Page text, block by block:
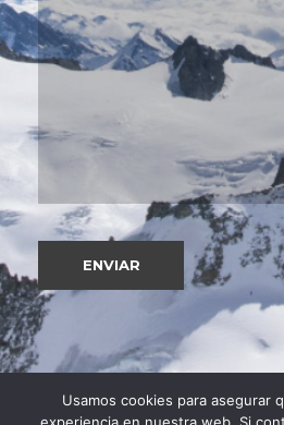
Usamos cookies para asegurar